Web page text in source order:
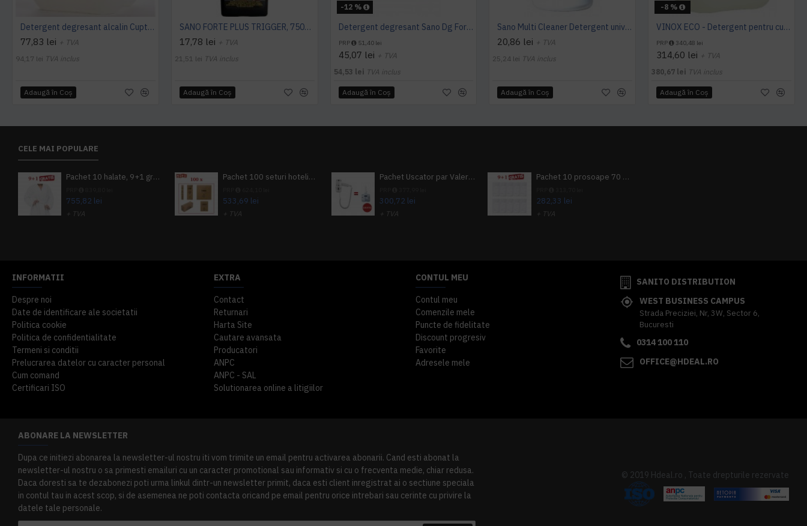
Detergent degresant alcalin Cuptor si Plita, 5 L, Konga
77,83 lei + TVA
94,17 lei TVA inclus
Adaugă în Coş
SANO FORTE PLUS TRIGGER, 750ml, detergent arsuri, grasimi
17,78 lei + TVA
21,51 lei TVA inclus
Adaugă în Coş
-12 %
Detergent degresant Sano Dg Forte 4L
PRP 51,40 lei
45,07 lei + TVA
54,53 lei TVA inclus
Adaugă în Coş
Sano Multi Cleaner Detergent universal gel 4L
20,86 lei + TVA
25,24 lei TVA inclus
Adaugă în Coş
-8 %
VINOX ECO - Detergent pentru curatare suprafete din inox, 10 L, Kiehl
PRP 340,48 lei
314,60 lei + TVA
380,67 lei TVA inclus
Adaugă în Coş
CELE MAI POPULARE
Pachet 10 halate, 9+1 gratuit
755,82 lei
+ TVA
Pachet 100 seturi hoteliere, set dentar, set barbierit, casca de dus, pila unghii, set cusut
533,69 lei
+ TVA
Pachet Uscator par Valera Action Super Plus + GRATUIT Sampon si gel de dus Tork
300,72 lei
+ TVA
Pachet 10 prosoape 70 x 140cm 9 + 1 gratuit
282,33 lei
+ TVA
INFORMATII
Despre noi
Date de identificare ale societatii
Politica cookie
Politica de confidentialitate
Termeni si conditii
Prelucrarea datelor cu caracter personal
Cum comand
Certificari ISO
EXTRA
Contact
Returnari
Harta Site
Cautare avansata
Producatori
ANPC
ANPC - SAL
Solutionarea online a litigiilor
CONTUL MEU
Contul meu
Comenzile mele
Puncte de fidelitate
Discount progresiv
Favorite
Adresele mele
SANITO DISTRIBUTION
WEST BUSINESS CAMPUS
Strada Preciziei, Nr, 3W, Sector 6,
Bucuresti
0314 100 110
OFFICE@HDEAL.RO
ABONARE LA NEWSLETTER
Dupa ce initiezi abonarea la newsletter-ul nostru iti vom trimite un email pentru activarea abonarii. Cand esti abonat la
newsletter-ul nostru o sa primesti emailuri cu un caracter promotional sau informativ si cu o frecventa medie, chiar redusa.
Daca doresti sa te dezabonezi poti urma linkul dintr-un newsletter primit, daca esti client inregistrat ai o sectiune speciala
in contul tau in acest scop, si de asemenea ne poti contacta oricand pe email pentru orice intrebari sau cerinte cu privire la
datele tale personale.
© 2019 Hdeal.ro , Toate drepturile rezervate